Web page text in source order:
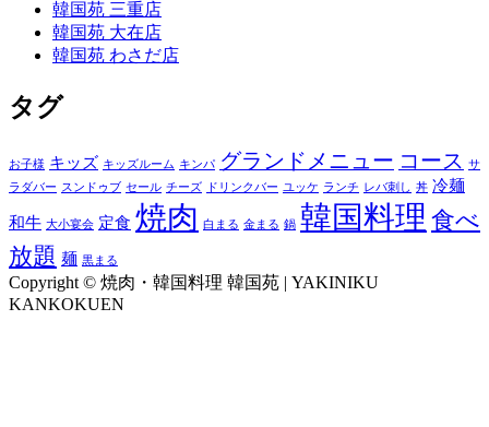
韓国苑 三重店
韓国苑 大在店
韓国苑 わさだ店
タグ
お子様 キッズ キッズルーム キンパ グランドメニュー コース
サ
ラダバー スンドゥブ セール チーズ ドリンクバー ユッケ ランチ レバ刺し 丼 冷麺
和牛 大小宴会 定食 焼肉 白まる 金まる 鍋 韓国料理 食べ
放題 麺 黒まる
Copyright © 焼肉・韓国料理 韓国苑 | YAKINIKU
KANKOKUEN